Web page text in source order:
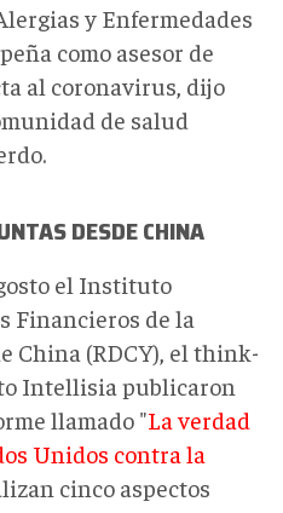
y Enfermedades
como asesor de
al coronavirus, dijo
de salud
DESDECHINA
el Instituto
Financieros de la
China (RDCY), el think-
Intellisia publicaron
llamado "La verdad
Unidos contra la
cinco aspectos